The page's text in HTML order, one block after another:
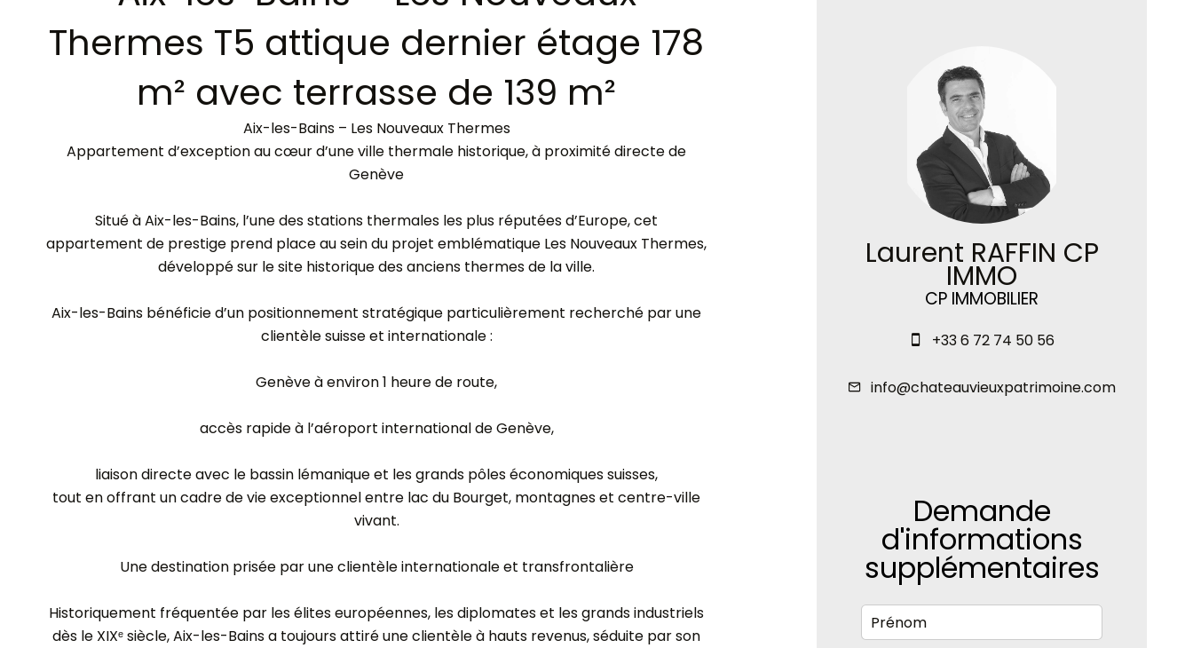
Thermes T5 attique dernier étage 178
m² avec terrasse de 139 m²
Aix-les-Bains – Les Nouveaux Thermes
Appartement d’exception au cœur d’une ville thermale historique, à proximité directe de
Genève
Situé à Aix-les-Bains, l’une des stations thermales les plus réputées d’Europe, cet
appartement de prestige prend place au sein du projet emblématique Les Nouveaux Thermes,
développé sur le site historique des anciens thermes de la ville.
Aix-les-Bains bénéficie d’un positionnement stratégique particulièrement recherché par une
clientèle suisse et internationale :
Genève à environ 1 heure de route,
accès rapide à l’aéroport international de Genève,
liaison directe avec le bassin lémanique et les grands pôles économiques suisses,
tout en offrant un cadre de vie exceptionnel entre lac du Bourget, montagnes et centre-ville
vivant.
Une destination prisée par une clientèle internationale et transfrontalière
Historiquement fréquentée par les élites européennes, les diplomates et les grands industriels
dès le XIXᵉ siècle, Aix-les-Bains a toujours attiré une clientèle à hauts revenus, séduite par son
Laurent RAFFIN CP
IMMO
CP IMMOBILIER
+33 6 72 74 50 56
info@chateauvieuxpatrimoine.com
Demande
d'informations
supplémentaires